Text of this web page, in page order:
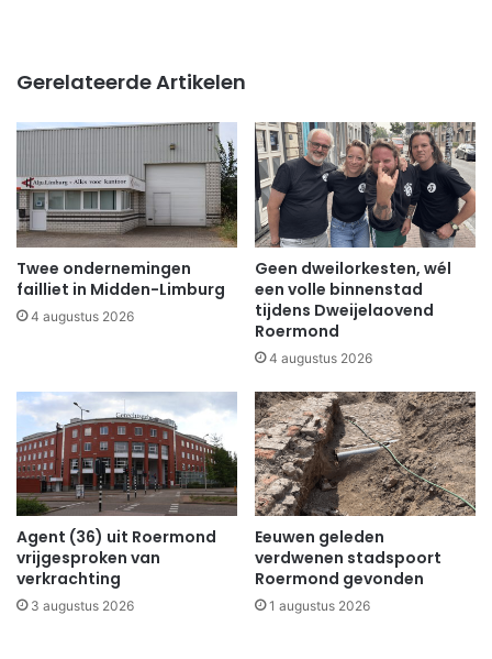
Gerelateerde Artikelen
Twee ondernemingen
failliet in Midden-Limburg
4 augustus 2026
Geen dweilorkesten, wél
een volle binnenstad
tijdens Dweijelaovend
Roermond
4 augustus 2026
Agent (36) uit Roermond
vrijgesproken van
verkrachting
3 augustus 2026
Eeuwen geleden
verdwenen stadspoort
Roermond gevonden
1 augustus 2026